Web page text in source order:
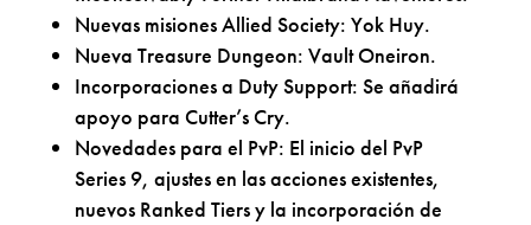
Nuevas misiones Allied Society: Yok Huy.
Nueva Treasure Dungeon: Vault Oneiron.
Incorporaciones a Duty Support: Se añadirá
apoyo para Cutter’s Cry.
Novedades para el PvP: El inicio del PvP
Series 9, ajustes en las acciones existentes,
nuevos Ranked Tiers y la incorporación de